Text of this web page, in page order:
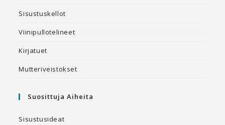
Sisustuskellot
Viinipullotelineet
Kirjatuet
Mutteriveistokset
Suosittuja Aiheita
Sisustusideat